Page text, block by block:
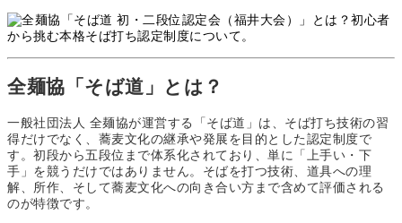
全麺協「そば道」とは？
一般社団法人 全麺協が運営する「そば道」は、そば打ち技術の習
得だけでなく、蕎麦文化の継承や発展を目的とした認定制度で
す。初段から五段位まで体系化されており、単に「上手い・下
手」を競うだけではありません。そばを打つ技術、道具への理
解、所作、そして蕎麦文化への向き合い方まで含めて評価される
のが特徴です。